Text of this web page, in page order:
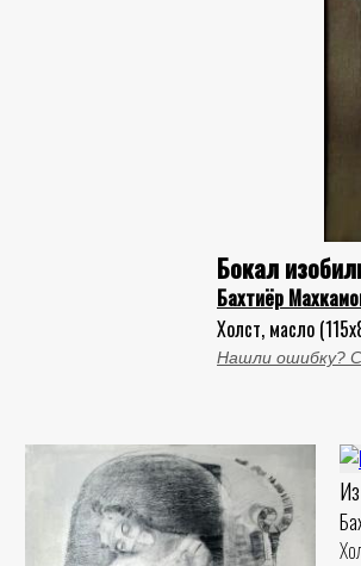
Бокал
Бахтиёр
Холст, масло
Нашли ошибку?